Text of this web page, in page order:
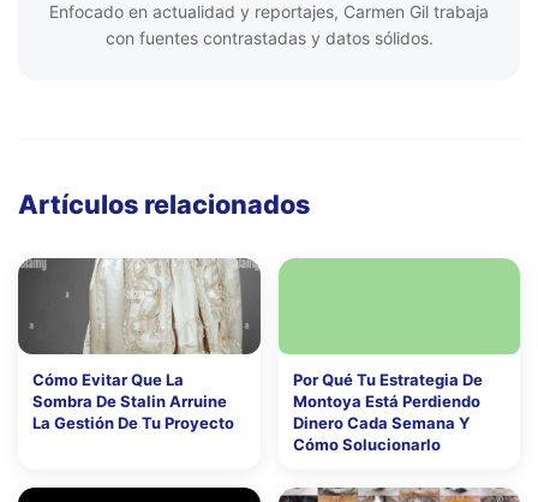
Enfocado en actualidad y reportajes, Carmen Gil trabaja
con fuentes contrastadas y datos sólidos.
Artículos relacionados
Cómo Evitar Que La
Sombra De Stalin Arruine
La Gestión De Tu Proyecto
Por Qué Tu Estrategia De
Montoya Está Perdiendo
Dinero Cada Semana Y
Cómo Solucionarlo